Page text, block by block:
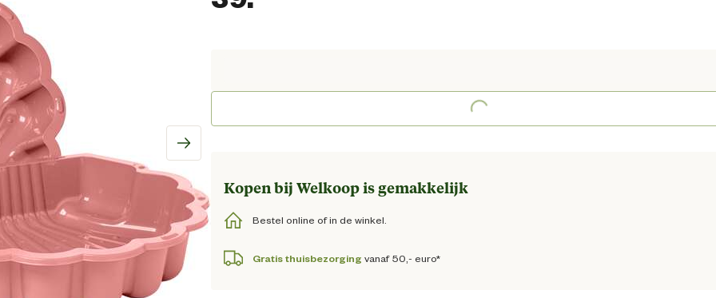
Loading...
Kopen bij Welkoop is gemakkelijk
Bestel online of in de winkel.
Gratis thuisbezorging vanaf 50,- euro*